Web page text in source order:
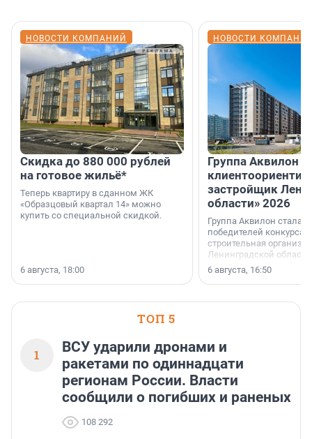
НОВОСТИ КОМПАНИЙ
Скидка до 880 000 рублей
на готовое жильё*
Теперь квартиру в сданном ЖК
«Образцовый квартал 14» можно
купить со специальной скидкой.
6 августа, 18:00
НОВОСТИ
Группа Аквилон
застройщик
области» 2026
Группа Аквилон стала
победителей конкурса
строительная
Ленинградской области
номинации «Самый
застройщик
6 августа, 16:50
ТОП 5
1
ВСУ ударили дронами и
ракетами по одиннадцати
регионам России. Власти
сообщили о погибших и раненых
108 292